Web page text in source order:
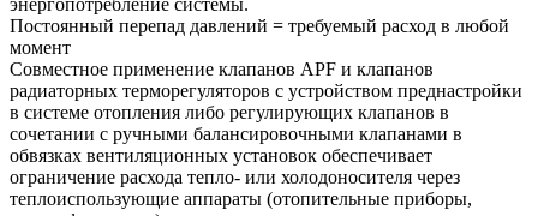
Постоянный перепад давлений = требуемый расход в любой
момент
Совместное применение клапанов APF и клапанов
радиаторных терморегуляторов с устройством преднастройки
в системе отопления либо регулирующих клапанов в
сочетании с ручными балансировочными клапанами в
обвязках вентиляционных установок обеспечивает
ограничение расхода тепло- или холодоносителя через
теплоиспользующие аппараты (отопительные приборы,